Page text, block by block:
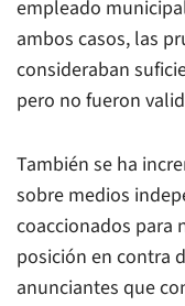
empleado
ambos casos, las
consideraban
pero no fueron
También se ha
sobre medios
coaccionados para
posición en contra
anunciantes que